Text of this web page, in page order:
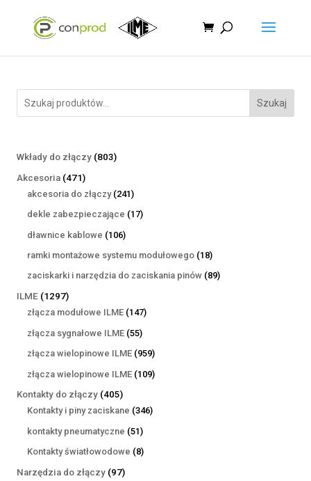
Szukaj
Wkłady do złączy 803803
Akcesoria 471471
produktów
akcesoria do złączy 241241
produktów
dekle zabezpieczające 1717
dławnice kablowe 106106
produktów
ramki montażowe systemu modułowego 1818
produktów
zaciskarki i narzędzia do zaciskania pinów 8989
ILME 12971297
produktów
złącza modułowe ILME 147147
złącza sygnałowe ILME 5555
produktów
złącza wielopinowe ILME 959959
produktów
złącza wielopinowe ILME 109109
Kontakty do złączy 405405
produktów
Kontakty i piny zaciskane 346346
kontakty pneumatyczne 5151
produktów
Kontakty światłowodowe 88
Narzędzia do złączy 9797